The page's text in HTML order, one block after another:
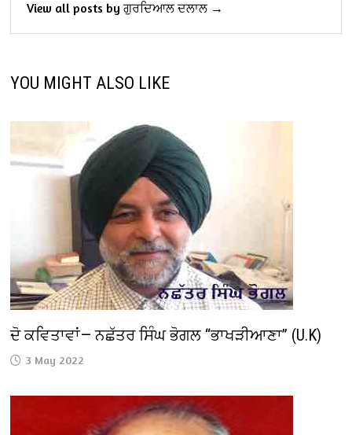
View all posts by ਗੁਰਦਿਆਲ ਦਲਾਲ →
YOU MIGHT ALSO LIKE
ਦੋ ਕਵਿਤਾਵਾਂ— ਨਛੱਤਰ ਸਿੰਘ ਭੋਗਲ “ਭਾਖੜੀਆਣਾ” (U.K)
3 May 2022